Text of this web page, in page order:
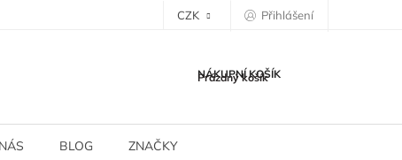
CZK Přihlášení
NÁKUPNÍ KOŠÍK
Prázdný košík
BLOG ZNAČKY